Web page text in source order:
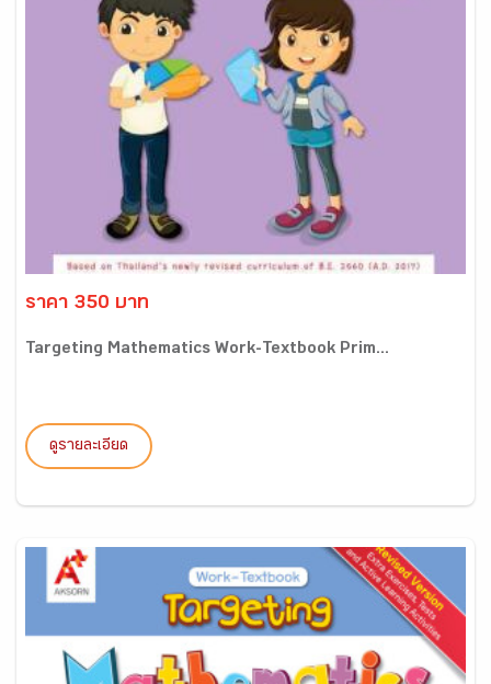
ราคา 350 บาท
Targeting Mathematics Work-Textbook Prim...
ดูรายละเอียด